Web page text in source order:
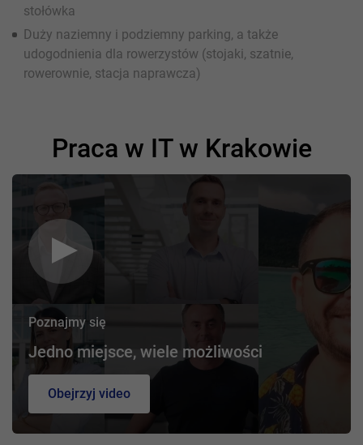
stołówka
Duży naziemny i podziemny parking, a także
udogodnienia dla rowerzystów (stojaki, szatnie,
rowerownie, stacja naprawcza)
Praca w IT w Krakowie
Poznajmy się
Jedno miejsce, wiele możliwości
Obejrzyj video